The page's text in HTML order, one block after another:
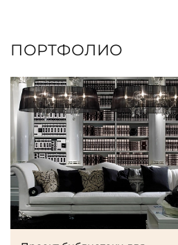
ПОРТФОЛИО